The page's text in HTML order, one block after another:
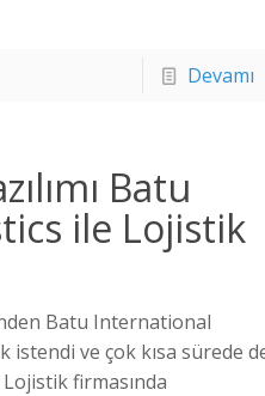
Devamı
Batu
ile Lojistik
Batu International
istendi ve çok kısa sürede
firmasında